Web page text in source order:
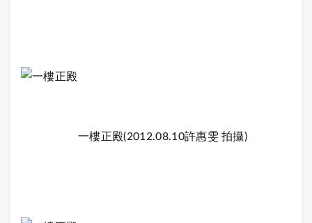
一樓正殿(2012.08.10許惠雯 拍攝)